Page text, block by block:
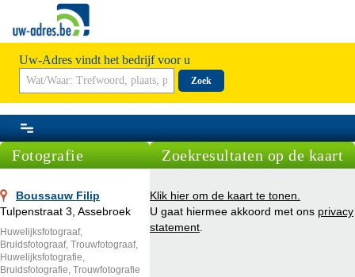
Uw-Adres vindt het bedrijf voor u
Zoek
Fotografie
Boussauw Filip
Tulpenstraat 3, Assebroek
Huwelijksfotograaf,
Bruidsfotograaf, Trouwfotograaf,
Huwelijksfotografie,
Bruidsfotografie, Trouwfotografie
Zoekresultaten op de kaart
Klik hier om de kaart te tonen.
U gaat hiermee akkoord met ons privacy
statement